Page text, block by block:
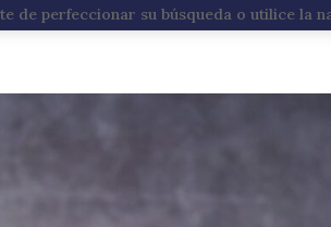
de perfeccionar su búsqueda o utilice la